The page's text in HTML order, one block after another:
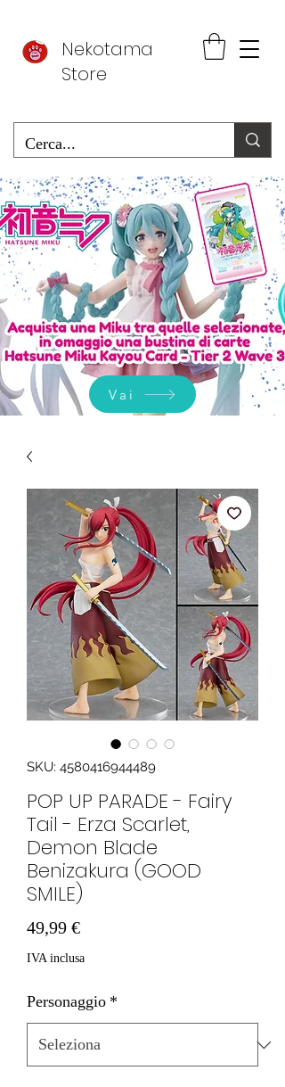
Nekotama
Store
Vai
SKU: 4580416944489
POP UP PARADE - Fairy
Tail - Erza Scarlet,
Demon Blade
Benizakura (GOOD
SMILE)
49,99 €Prezzo
IVA inclusa
Personaggio *